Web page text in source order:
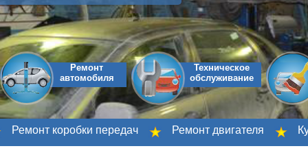
Ремонт
автомобиля
Техническое
обслуживание
коробки передач Ремонт двигателя